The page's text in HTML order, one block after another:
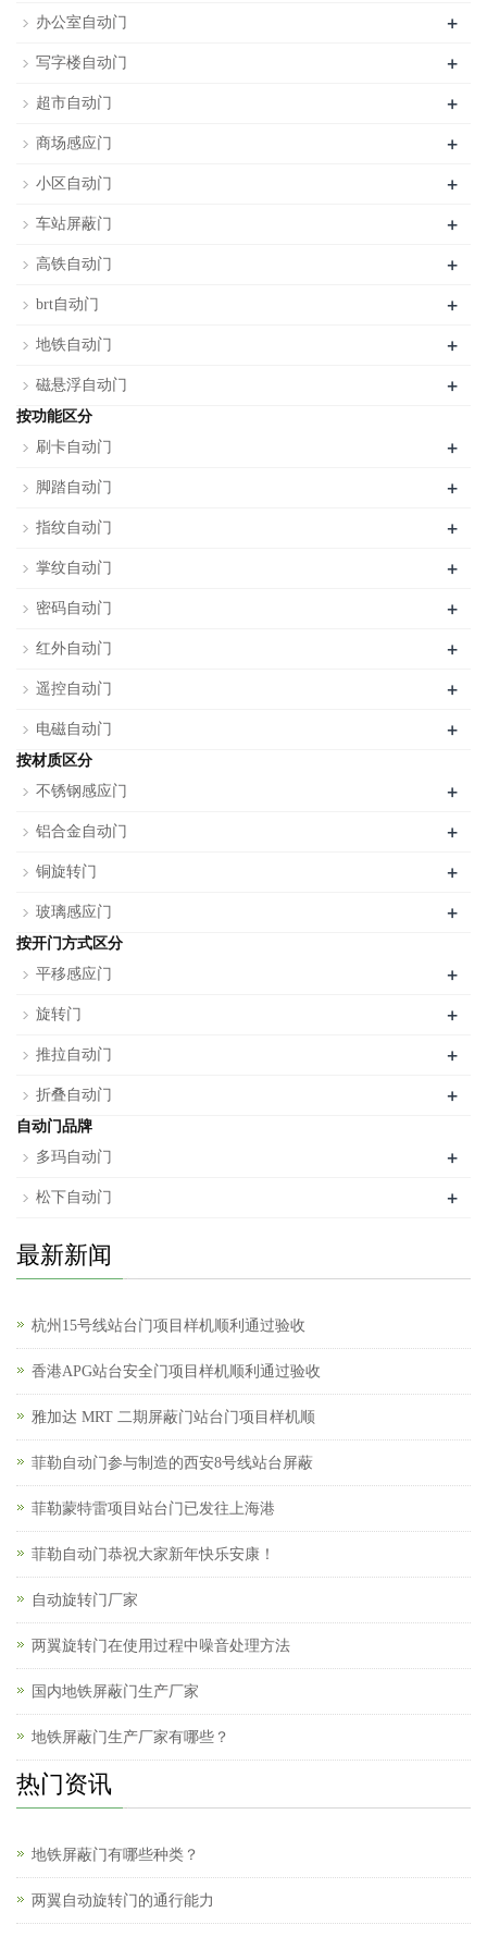
办公室自动门 +
写字楼自动门 +
超市自动门 +
商场感应门 +
小区自动门 +
车站屏蔽门 +
高铁自动门 +
brt自动门 +
地铁自动门 +
磁悬浮自动门 +
按功能区分
刷卡自动门
+
脚踏自动门 +
指纹自动门 +
掌纹自动门 +
密码自动门 +
红外自动门 +
遥控自动门 +
电磁自动门 +
按材质区分
不锈钢感应门
+
铝合金自动门 +
铜旋转门 +
玻璃感应门 +
按开门方式区分
平移感应门
+
旋转门 +
推拉自动门 +
折叠自动门 +
自动门品牌
多玛自动门
+
松下自动门 +
最新新闻
杭州15号线站台门项目样机顺利通过验收
香港APG站台安全门项目样机顺利通过验收
雅加达 MRT 二期屏蔽门站台门项目样机顺
菲勒自动门参与制造的西安8号线站台屏蔽
菲勒蒙特雷项目站台门已发往上海港
菲勒自动门恭祝大家新年快乐安康！
自动旋转门厂家
两翼旋转门在使用过程中噪音处理方法
国内地铁屏蔽门生产厂家
地铁屏蔽门生产厂家有哪些？
热门资讯
地铁屏蔽门有哪些种类？
两翼自动旋转门的通行能力